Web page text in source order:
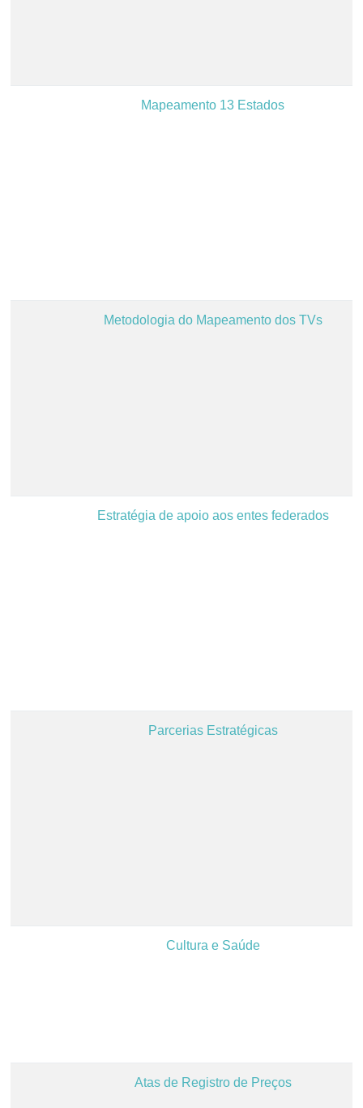
Mapeamento 13 Estados
Metodologia do Mapeamento dos TVs
Estratégia de apoio aos entes federados
Parcerias Estratégicas
Cultura e Saúde
Atas de Registro de Preços